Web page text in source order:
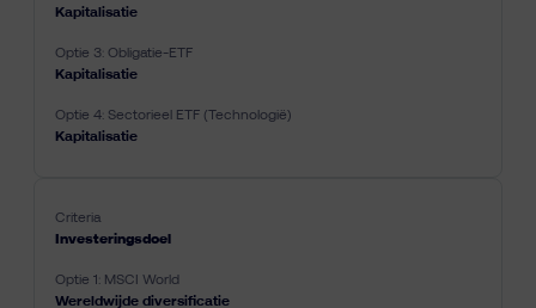
Kapitalisatie
Kapitalisatie
Kapitalisatie
Investeringsdoel
Wereldwijde diversificatie